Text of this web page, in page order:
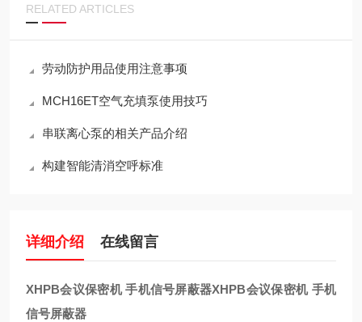
RELATED ARTICLES
劳动防护用品使用注意事项
MCH16ET空气充填泵使用技巧
串联离心泵的相关产品介绍
构建智能清消空呼标准
详细介绍 在线留言
XHPB会议保密机 手机信号屏蔽器XHPB会议保密机 手机
信号屏蔽器